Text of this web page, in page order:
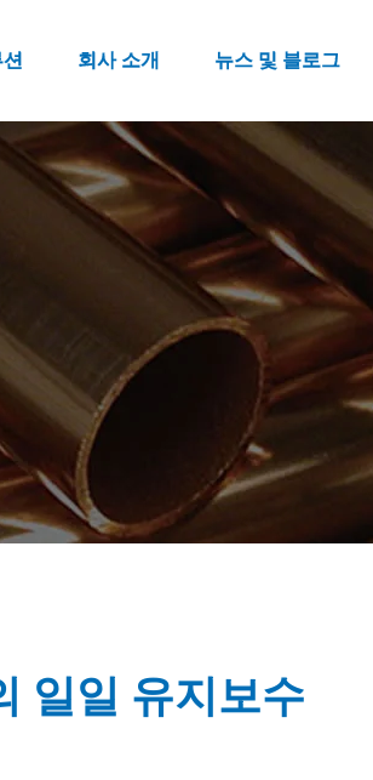
회사 소개 뉴스 및 블로그
일일 유지보수